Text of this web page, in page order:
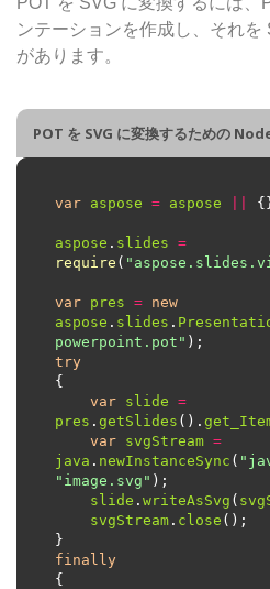
ンテーションを作成し、それ
があります。
POT を SVG に変換するための
var aspose = aspose
aspose . slides =
require (
var pres = new
aspose . slides .
powerpoint.pot"
try
var slide =
pres . getSlides ().
var svgStream =
java . newInstanceSync (
"image.svg"
slide . writeAsSvg (
svgStream . close
finally